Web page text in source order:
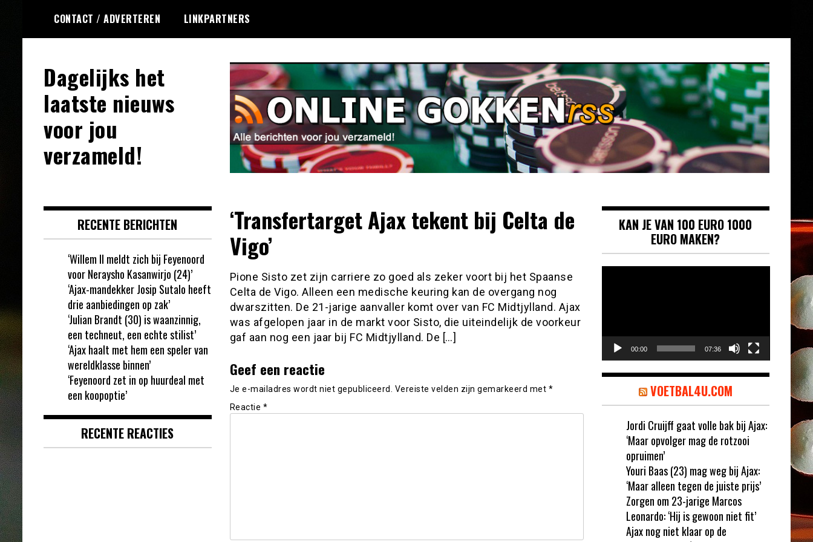
de
CONTACT / ADVERTEREN LINKPARTNERS
Dagelijks het
laatste nieuws
voor jou
verzameld!
‘Transfertarget Ajax tekent bij Celta de
Vigo’
Pione Sisto zet zijn carriere zo goed als zeker voort bij het Spaanse
Celta de Vigo. Alleen een medische keuring kan de overgang nog
dwarszitten. De 21-jarige aanvaller komt over van FC Midtjylland. Ajax
was afgelopen jaar in de markt voor Sisto, die uiteindelijk de voorkeur
gaf aan nog een jaar bij FC Midtjylland. De […]
Geef een reactie
Je e-mailadres wordt niet gepubliceerd. Vereiste velden zijn gemarkeerd met *
Reactie *
RECENTE BERICHTEN
‘Willem II meldt zich bij Feyenoord
voor Neraysho Kasanwirjo (24)’
‘Ajax-mandekker Josip Sutalo heeft
drie aanbiedingen op zak’
‘Julian Brandt (30) is waanzinnig,
een techneut, een echte stilist’
‘Ajax haalt met hem een speler van
wereldklasse binnen’
‘Feyenoord zet in op huurdeal met
een koopoptie’
RECENTE REACTIES
KAN JE VAN 100 EURO 1000
EURO MAKEN?
00:00 07:36
VOETBAL4U.COM
Jordi Cruijff gaat volle bak bij Ajax:
‘Maar opvolger mag de rotzooi
opruimen’
Youri Baas (23) mag weg bij Ajax:
‘Maar alleen tegen de juiste prijs’
Zorgen om 23-jarige Marcos
Leonardo: ‘Hij is gewoon niet fit’
Ajax nog niet klaar op de